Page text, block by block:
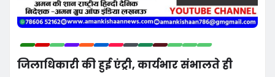
जिलाधिकारी की हुई एंट्री, कार्यभार संभालते ही